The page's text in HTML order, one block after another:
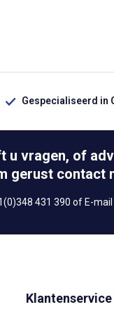
Gespecialiseerd in
u vragen, of
gerust contact
431 390 of E-
Klantenservice